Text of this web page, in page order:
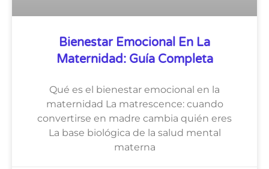
Bienestar Emocional En La
Maternidad: Guía Completa
Qué es el bienestar emocional en la
maternidad La matrescence: cuando
convertirse en madre cambia quién eres
La base biológica de la salud mental
materna